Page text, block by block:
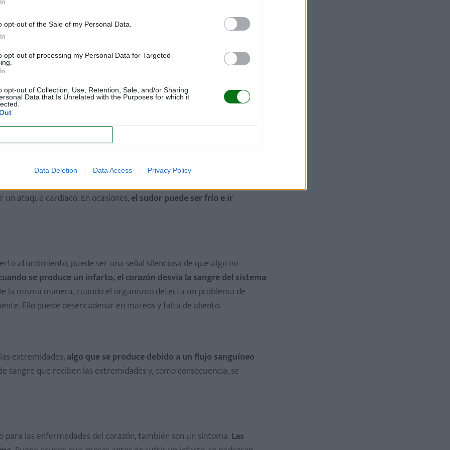
opt-out of the Sale of my Personal Data.
opt-out of processing my Personal Data for Targeted
opt-out of Collection, Use, Retention, Sale, and/or Sharing
Data that Is Unrelated with the Purposes for which it
Data Deletion Data Access Privacy Policy
cardíaco
tórax ni al pecho. Este dolor se localiza en el lado izquierdo, pues es
puede sentirse este dolor en ambos lados del cuerpo.
una señal de infarto. Y es que un estudio canadiense afirma que
un fuerte dolor de muelas antes de ello.
Según investigaciones realizadas en Canadá en 2013, el 45% de
ataque cardíaco. En ocasiones,el sudor puede ser frío e ir
aturdimiento, puede ser una señal silenciosa de que algo no
se produce un infarto, el corazón desvía la sangre del sistema
la misma manera, cuando el organismo detecta un problema de
Ello puede desencadenar en mareos y falta de aliento.
extremidades,algo que se produce debido a un flujo sanguíneo
sangre que reciben las extremidades y, como consecuencia, se
las enfermedades del corazón, también son un síntoma. Las